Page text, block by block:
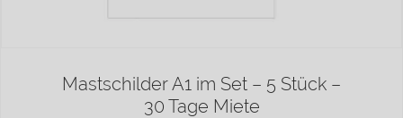
Mastschilder A1 im Set – 5 Stück –
30 Tage Miete